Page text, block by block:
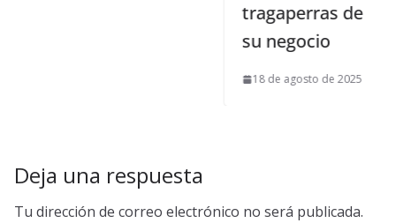
tragaperras de
su negocio
18 de agosto de 2025
Deja una respuesta
Tu dirección de correo electrónico no será publicada.